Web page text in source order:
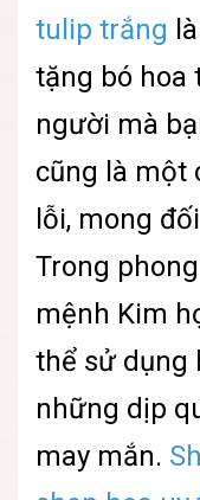
tulip trắng
tặng bó hoa
người mà
cũng là một
lỗi, mong
Trong
mệnh Kim
thể sử dụng
những dịp
may mắn.